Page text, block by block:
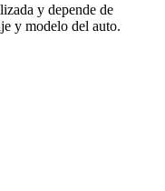
y depende de
y modelo del auto.